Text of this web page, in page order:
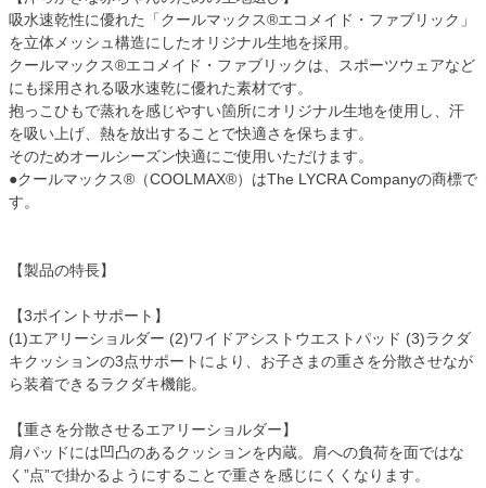
吸水速乾性に優れた「クールマックス®エコメイド・ファブリック」
を立体メッシュ構造にしたオリジナル生地を採用。
クールマックス®エコメイド・ファブリックは、スポーツウェアなど
にも採用される吸水速乾に優れた素材です。
抱っこひもで蒸れを感じやすい箇所にオリジナル生地を使用し、汗
を吸い上げ、熱を放出することで快適さを保ちます。
そのためオールシーズン快適にご使用いただけます。
●クールマックス®（COOLMAX®）はThe LYCRA Companyの商標で
す。
【製品の特長】
【3ポイントサポート】
(1)エアリーショルダー (2)ワイドアシストウエストパッド (3)ラクダ
キクッションの3点サポートにより、お子さまの重さを分散させなが
ら装着できるラクダキ機能。
【重さを分散させるエアリーショルダー】
肩パッドには凹凸のあるクッションを内蔵。肩への負荷を面ではな
く”点”で掛かるようにすることで重さを感じにくくなります。